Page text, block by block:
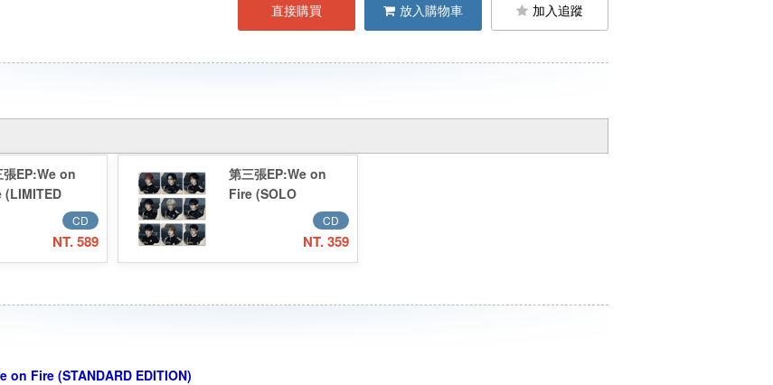
直接購買 放入購物車 加入追蹤
張EP:We on
(LIMITED
／3rd
on Fire
CD
NT. 589
第三張EP:We on
Fire (SOLO
EDITION)／3rd
EP:We on Fire
(SOLO EDITION)
CD
NT. 359
on Fire (STANDARD EDITION)